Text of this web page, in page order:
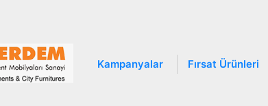
Kampanyalar Fırsat Ürünleri